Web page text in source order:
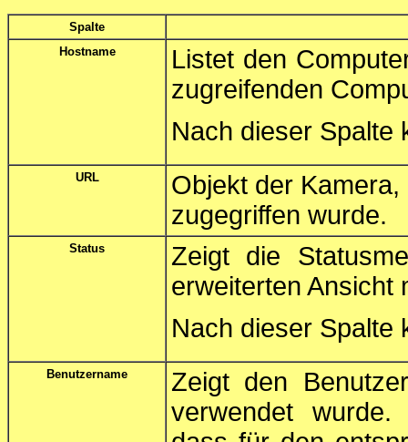
Spalte
Hostname
Listet den
zugreifenden
Nach dieser Spalte
URL
Objekt der
zugegriffen wurde.
Status
Zeigt die
erweiterten Ansicht
Nach dieser Spalte
Benutzername
Zeigt den
verwendet